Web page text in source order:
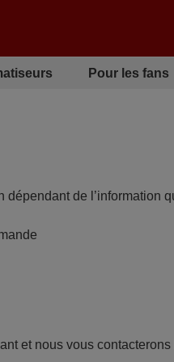
Pour les fans
de l’information
et nous vous contacterons